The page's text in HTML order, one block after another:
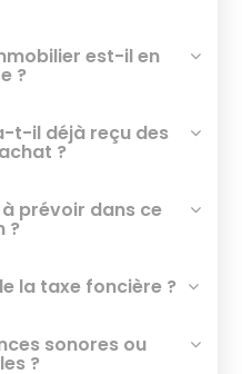
est-il en
?
t-il déjà reçu des
?
prévoir dans ce
?
la taxe foncière ?
sonores ou
?